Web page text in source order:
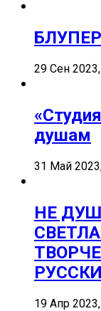
29 Сен
душам
31 Май
НЕ
19 Апр